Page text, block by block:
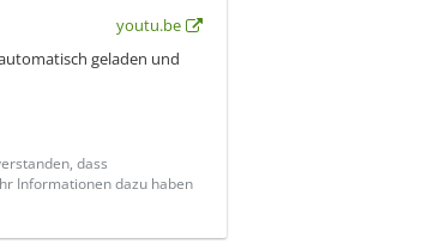
youtu.be
geladen und
dass
Informationen dazu haben